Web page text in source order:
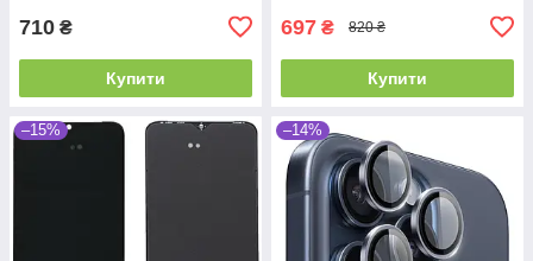
710 ₴
Купити
697 ₴ 820 ₴
Купити
–15% –14%